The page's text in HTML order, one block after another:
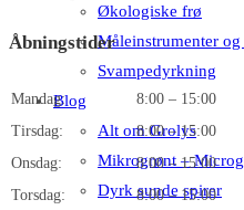
Økologiske frø
Måleinstrumenter
Svampedyrkning
Blog
Alt om Grolys
Mikrogrønt –
Dyrk sunde spirer
Åbningstider
Mandag:
8:00 – 15:00
Tirsdag:
8:00 – 15:00
Onsdag:
8:00 – 15:00
Torsdag:
8:00 – 15:00